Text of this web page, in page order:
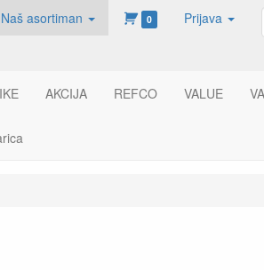
Naš asortiman 0 Prijava
AKCIJA REFCO VALUE